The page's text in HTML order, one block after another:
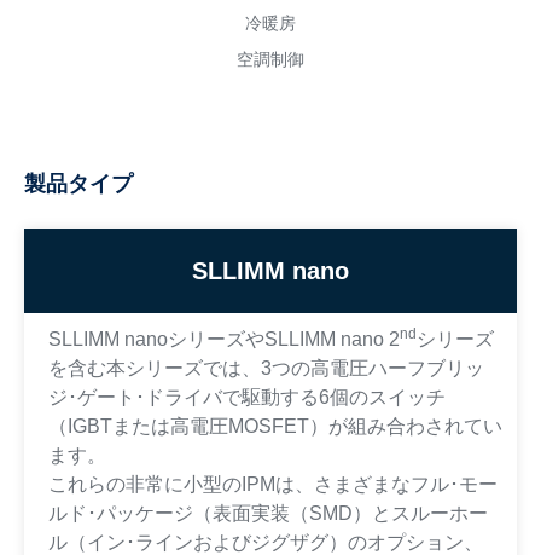
冷暖房
空調制御
製品タイプ
SLLIMM nano
SLLIMM nanoシリーズやSLLIMM nano 2nd シリーズ
を含む本シリーズでは、3つの高電圧ハーフブリッ
ジ･ゲート･ドライバで駆動する6個のスイッチ
（IGBTまたは高電圧MOSFET）が組み合わされてい
ます。
これらの非常に小型のIPMは、さまざまなフル･モー
ルド･パッケージ（表面実装（SMD）とスルーホー
ル（イン･ラインおよびジグザグ）のオプション、